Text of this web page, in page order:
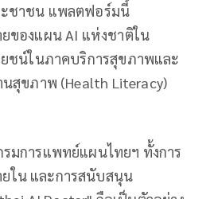
ชาชน แพลตฟอร์มนี้
ของแผน AI แห่งชาติใน
ยชน์ในภาคบริการสุขภาพและ
นสุขภาพ (Health Literacy)
รมการแพทย์แผนไทยฯ ทั้งการ
ใน และการสนับสนุน